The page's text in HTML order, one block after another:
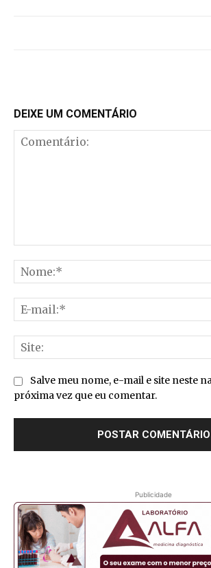
DEIXE UM COMENTÁRIO
Salve meu nome, e-mail e site neste
próxima vez que eu comentar.
Publicidade